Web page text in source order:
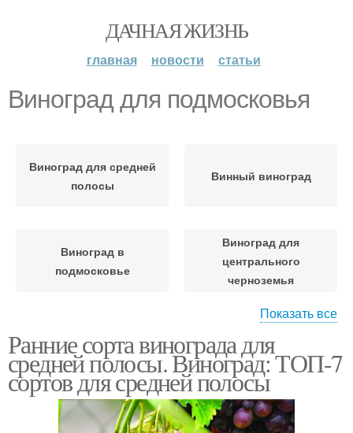
ДАЧНАЯ ЖИЗНЬ
главная новости статьи
Виноград для подмосковья
Виноград для средней
полосы
Винный виноград
Виноград в
подмосковье
Виноград для
центрального
черноземья
вина
Показать все
Ранние сорта винограда для
средней полосы. Виноград: ТОП-7
сортов для средней полосы